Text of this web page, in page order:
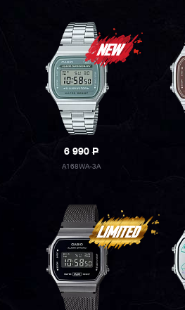
6 990P
A168WA-3A